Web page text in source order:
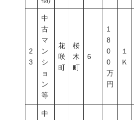
2
3
中
古
マ
ン
シ
ョ
ン
等
花
咲
町
桜
木
町
6
1
8
0
0
万
円
１
Ｋ
中